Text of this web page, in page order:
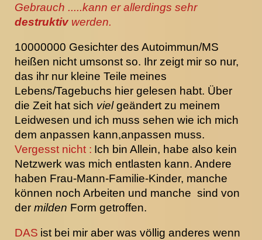
Gebrauch .....kann er allerdings sehr
destruktivwerden.
10000000 Gesichter des Autoimmun/MS
heißen nicht umsonst so. Ihr zeigt mir so nur,
das ihr nur kleine Teile meines
Lebens/Tagebuchs hier gelesen habt. Über
die Zeit hat sich vielgeändert zu meinem
Leidwesen und ich muss sehen wie ich mich
dem anpassen kann,anpassen muss.
Vergesst nicht : Ich bin Allein, habe also kein
Netzwerk was mich entlasten kann. Andere
haben Frau-Mann-Familie-Kinder, manche
können noch Arbeiten und manche sind von
der milden Form getroffen.
DAS ist bei mir aber was völlig anderes wenn